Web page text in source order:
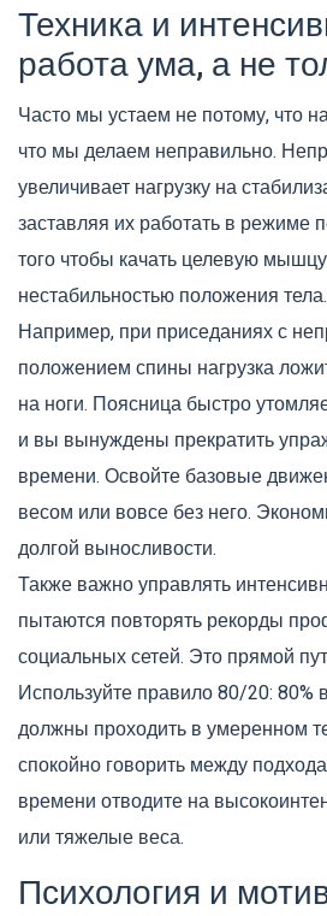
Техника и
работа ума, а не
Часто мы устаем не потому, что
что мы делаем неправильно.
увеличивает нагрузку на
заставляя их работать в режиме
того чтобы качать целевую
нестабильностью положения тела.
Например, при приседаниях с
положением спины нагрузка
на ноги. Поясница быстро
и вы вынуждены прекратить
времени. Освойте базовые
весом или вовсе без него.
долгой выносливости.
Также важно управлять
пытаются повторять рекорды
социальных сетей. Это прямой
Используйте правило 80/20: 80%
должны проходить в умеренном
спокойно говорить между
времени отводите на
или тяжелые веса.
Психология и